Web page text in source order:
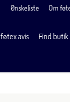
Ønskeliste Om
føtex avis Find butik